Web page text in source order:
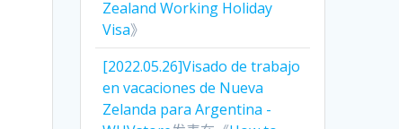
Zealand Working Holiday
Visa》
[2022.05.26]Visado de trabajo
en vacaciones de Nueva
Zelanda para Argentina -